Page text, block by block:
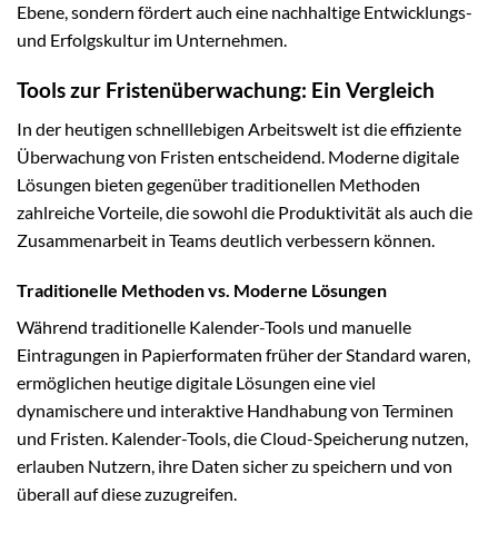
Ebene, sondern fördert auch eine nachhaltige Entwicklungs-
und Erfolgskultur im Unternehmen.
Tools zur Fristenüberwachung: Ein Vergleich
In der heutigen schnelllebigen Arbeitswelt ist die effiziente
Überwachung von Fristen entscheidend. Moderne digitale
Lösungen bieten gegenüber traditionellen Methoden
zahlreiche Vorteile, die sowohl die Produktivität als auch die
Zusammenarbeit in Teams deutlich verbessern können.
Traditionelle Methoden vs. Moderne Lösungen
Während traditionelle Kalender-Tools und manuelle
Eintragungen in Papierformaten früher der Standard waren,
ermöglichen heutige digitale Lösungen eine viel
dynamischere und interaktive Handhabung von Terminen
und Fristen. Kalender-Tools, die Cloud-Speicherung nutzen,
erlauben Nutzern, ihre Daten sicher zu speichern und von
überall auf diese zuzugreifen.